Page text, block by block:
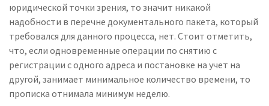
юридической точки зрения, то значит никакой
надобности в перечне документального пакета, который
требовался для данного процесса, нет. Стоит отметить,
что, если одновременные операции по снятию с
регистрации с одного адреса и постановке на учет на
другой, занимает минимальное количество времени, то
прописка отнимала минимум неделю.